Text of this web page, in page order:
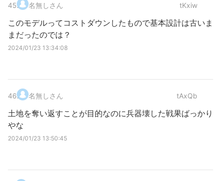
45. 名無しさん tKxiw
このモデルってコストダウンしたもので基本設計は古いま
まだったのでは？
2024/01/23 13:34:08
46. 名無しさん tAxQb
土地を奪い返すことが目的なのに兵器壊した戦果ばっかり
やな
2024/01/23 13:50:45